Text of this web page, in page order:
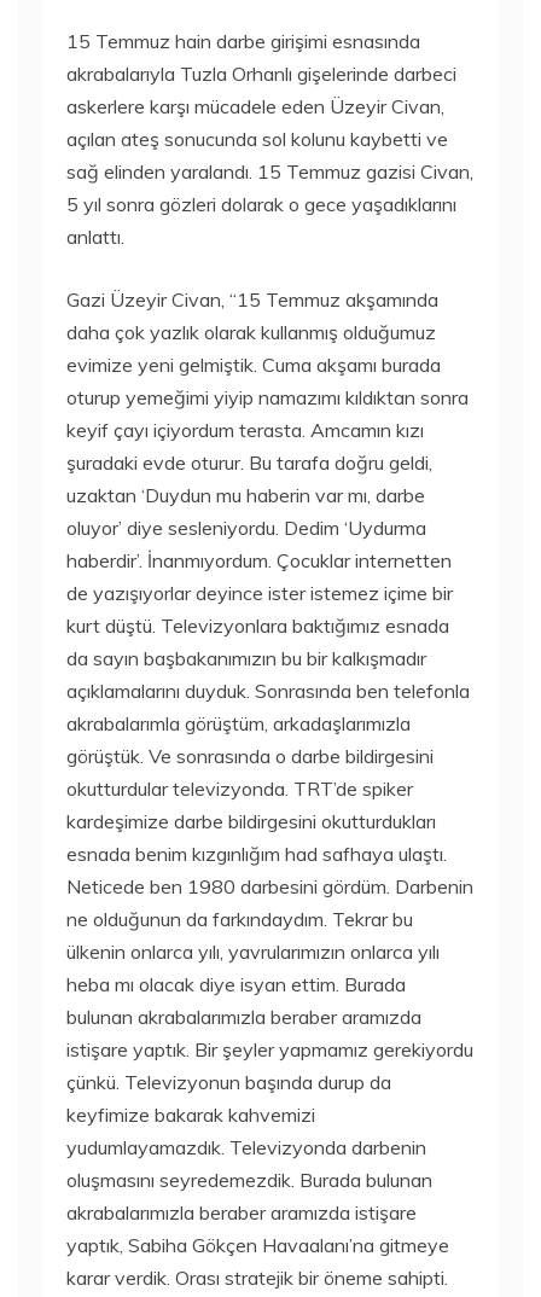
15 Temmuz hain darbe girişimi esnasında
akrabalarıyla Tuzla Orhanlı gişelerinde darbeci
askerlere karşı mücadele eden Üzeyir Civan,
açılan ateş sonucunda sol kolunu kaybetti ve
sağ elinden yaralandı. 15 Temmuz gazisi Civan,
5 yıl sonra gözleri dolarak o gece yaşadıklarını
anlattı.
Gazi Üzeyir Civan, “15 Temmuz akşamında
daha çok yazlık olarak kullanmış olduğumuz
evimize yeni gelmiştik. Cuma akşamı burada
oturup yemeğimi yiyip namazımı kıldıktan sonra
keyif çayı içiyordum terasta. Amcamın kızı
şuradaki evde oturur. Bu tarafa doğru geldi,
uzaktan ‘Duydun mu haberin var mı, darbe
oluyor’ diye sesleniyordu. Dedim ‘Uydurma
haberdir’. İnanmıyordum. Çocuklar internetten
de yazışıyorlar deyince ister istemez içime bir
kurt düştü. Televizyonlara baktığımız esnada
da sayın başbakanımızın bu bir kalkışmadır
açıklamalarını duyduk. Sonrasında ben telefonla
akrabalarımla görüştüm, arkadaşlarımızla
görüştük. Ve sonrasında o darbe bildirgesini
okutturdular televizyonda. TRT’de spiker
kardeşimize darbe bildirgesini okutturdukları
esnada benim kızgınlığım had safhaya ulaştı.
Neticede ben 1980 darbesini gördüm. Darbenin
ne olduğunun da farkındaydım. Tekrar bu
ülkenin onlarca yılı, yavrularımızın onlarca yılı
heba mı olacak diye isyan ettim. Burada
bulunan akrabalarımızla beraber aramızda
istişare yaptık. Bir şeyler yapmamız gerekiyordu
çünkü. Televizyonun başında durup da
keyfimize bakarak kahvemizi
yudumlayamazdık. Televizyonda darbenin
oluşmasını seyredemezdik. Burada bulunan
akrabalarımızla beraber aramızda istişare
yaptık, Sabiha Gökçen Havaalanı’na gitmeye
karar verdik. Orası stratejik bir öneme sahipti.